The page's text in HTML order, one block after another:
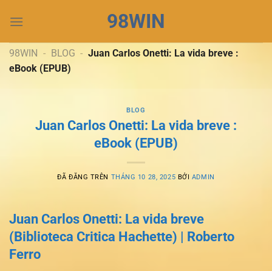
đến
dung
98WIN
98WIN - BLOG - Juan Carlos Onetti: La vida breve :
eBook (EPUB)
BLOG
Juan Carlos Onetti: La vida breve :
eBook (EPUB)
ĐÃ ĐĂNG TRÊN THÁNG 10 28, 2025 BỞI ADMIN
Juan Carlos Onetti: La vida breve
(Biblioteca Critica Hachette) | Roberto
Ferro